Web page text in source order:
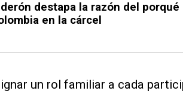
destapa la razón del
en la cárcel
un rol familiar a cada